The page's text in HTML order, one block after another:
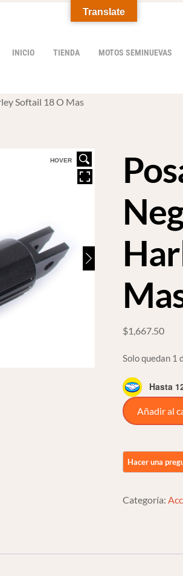
INICIO TIENDA MOTOS SEMINUEVAS
Softail 18 O Mas
HOVER
$1,667.50
Solo quedan 1
Hasta
Posapies
Triline
Alum
Para
Softail
Añadir al
Categoría:
Translate